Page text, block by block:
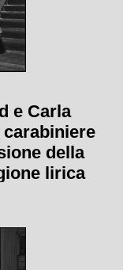
e Carla
della
lirica